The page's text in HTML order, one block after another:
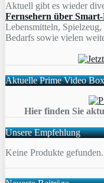
Aktuell gibt es wieder
Fernsehern über
Lebensmitteln,
Bedarfs sowie vielen
Aktuelle Prime Video
Hier finden Sie
Unsere Empfehlung
Keine Produkte gefunden.